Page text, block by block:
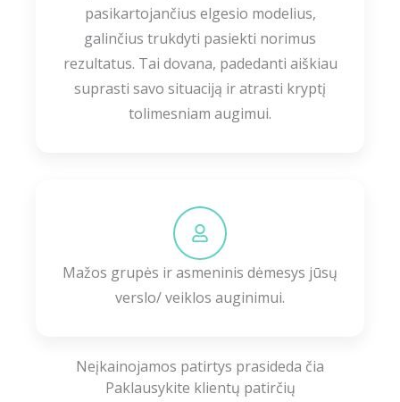
pasikartojančius elgesio modelius,
galinčius trukdyti pasiekti norimus
rezultatus. Tai dovana, padedanti aiškiau
suprasti savo situaciją ir atrasti kryptį
tolimesniam augimui.
Mažos grupės ir asmeninis dėmesys jūsų
verslo/ veiklos auginimui.
Neįkainojamos patirtys prasideda čia
Paklausykite klientų patirčių